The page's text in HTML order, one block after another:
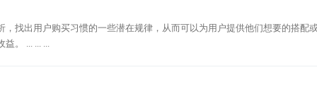
找出用户购买习惯的一些潜在规律，从而可以为用户提供他们想要的搭配或
。 ... ... ...